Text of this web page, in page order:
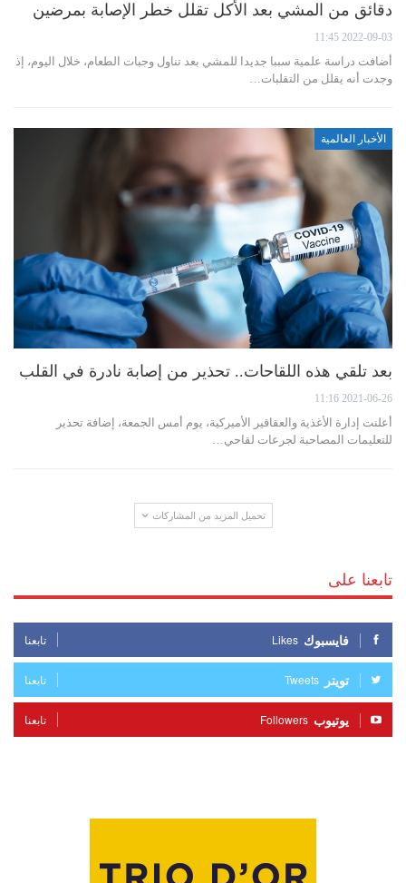
دقائق من المشي بعد الأكل تقلل خطر الإصابة بمرضين
2022-09-03 11:45
أضافت دراسة علمية سببا جديدا للمشي بعد تناول وجبات الطعام، خلال اليوم، إذ
وجدت أنه يقلل من التقلبات…
الأخبار العالمية
بعد تلقي هذه اللقاحات.. تحذير من إصابة نادرة في القلب
2021-06-26 11:16
أعلنت إدارة الأغذية والعقاقير الأميركية، يوم أمس الجمعة، إضافة تحذير
للتعليمات المصاحبة لجرعات لقاحي…
تحميل المزيد من المشاركات
تابعنا على
فايسبوك Likes تابعنا
تويتر Tweets تابعنا
يوتيوب Followers تابعنا